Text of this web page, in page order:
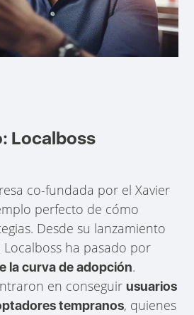
Localboss
co-fundada por el Xavier
perfecto de cómo
Desde su lanzamiento
ha pasado por
la curva de adopción.
en conseguirusuarios
tempranos, quienes